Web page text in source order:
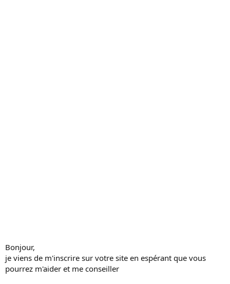
Bonjour,
je viens de m'inscrire sur votre site en espérant que vous
pourrez m'aider et me conseiller